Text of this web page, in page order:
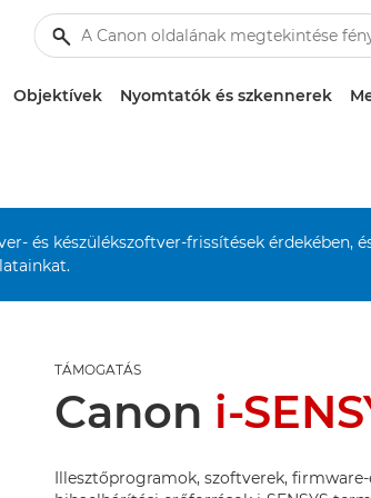
Objektívek Nyomtatók és szkennerek
és készülékszoftver-frissítések érdekében,
TÁMOGATÁS
Canon i-
Illesztőprogramok, szoftverek,